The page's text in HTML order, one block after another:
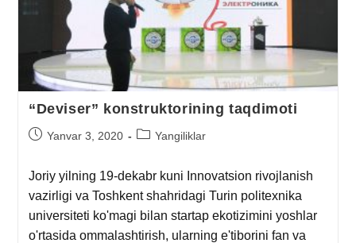
“Deviser” konstruktorining taqdimoti
Yanvar 3, 2020 Yangiliklar
Joriy yilning 19-dekabr kuni Innovatsion rivojlanish
vazirligi va Toshkent shahridagi Turin politexnika
universiteti ko'magi bilan startap ekotizimini yoshlar
o'rtasida ommalashtirish, ularning e'tiborini fan va